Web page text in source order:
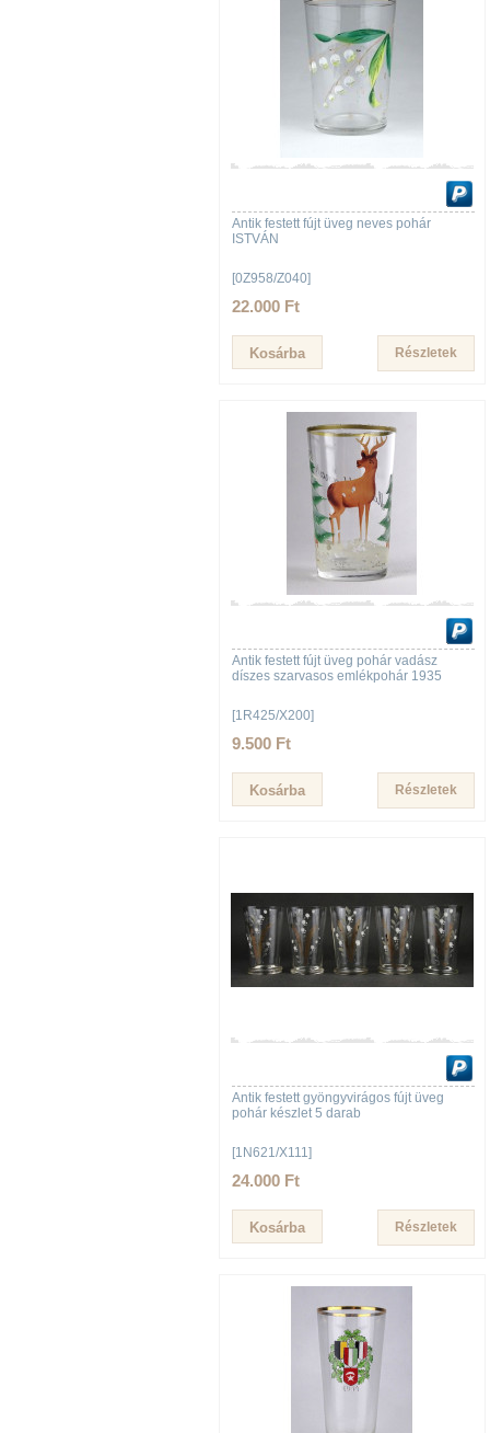
Antik festett fújt üveg neves pohár
ISTVÁN
[0Z958/Z040]
22.000 Ft
Részletek
Antik festett fújt üveg pohár vadász
díszes szarvasos emlékpohár 1935
[1R425/X200]
9.500 Ft
Részletek
Antik festett gyöngyvirágos fújt üveg
pohár készlet 5 darab
[1N621/X111]
24.000 Ft
Részletek